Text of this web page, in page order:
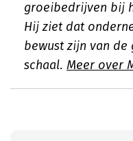
groeibedrijven bij
Hij ziet dat
bewust zijn van de
schaal. Meer over